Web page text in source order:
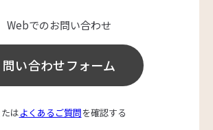
Webでのお問い合わせ
問い合わせフォーム
はよくあるご質問を確認する